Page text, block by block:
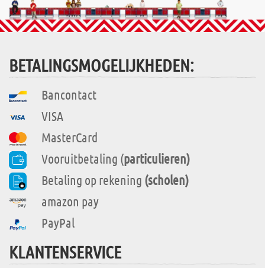
BETALINGSMOGELIJKHEDEN:
Bancontact
VISA
MasterCard
Vooruitbetaling (particulieren)
Betaling op rekening (scholen)
amazon pay
PayPal
KLANTENSERVICE